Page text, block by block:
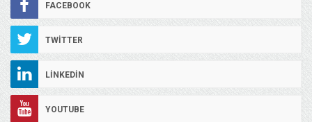
FACEBOOK
TWITTER
LINKEDIN
YOUTUBE